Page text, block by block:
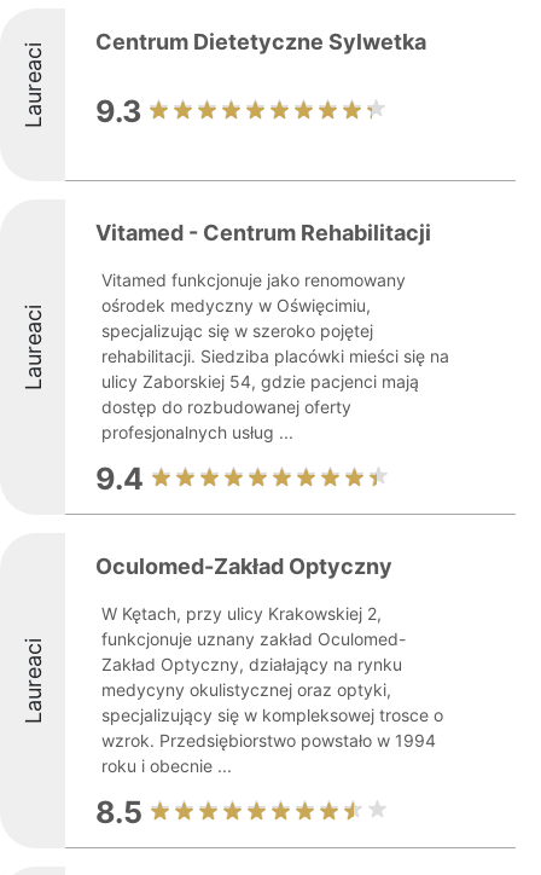
Laureaci Centrum Dietetyczne Sylwetka
9.3
Laureaci
Vitamed - Centrum Rehabilitacji
Vitamed funkcjonuje jako renomowany
ośrodek medyczny w Oświęcimiu,
specjalizując się w szeroko pojętej
rehabilitacji. Siedziba placówki mieści się na
ulicy Zaborskiej 54, gdzie pacjenci mają
dostęp do rozbudowanej oferty
profesjonalnych usług ...
9.4
Laureaci
Oculomed-Zakład Optyczny
W Kętach, przy ulicy Krakowskiej 2,
funkcjonuje uznany zakład Oculomed-
Zakład Optyczny, działający na rynku
medycyny okulistycznej oraz optyki,
specjalizujący się w kompleksowej trosce o
wzrok. Przedsiębiorstwo powstało w 1994
roku i obecnie ...
8.5